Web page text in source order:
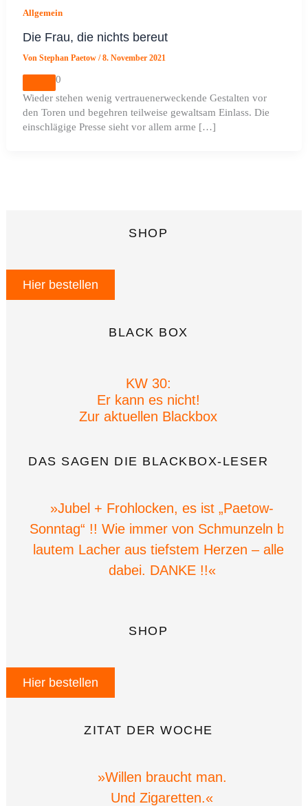
Allgemein
Die Frau, die nichts bereut
VonStephan Paetow/8. November 2021
0
Wieder stehen wenig vertrauenerweckende Gestalten vor
den Toren und begehren teilweise gewaltsam Einlass. Die
einschlägige Presse sieht vor allem arme […]
SHOP
Hier bestellen
BLACK BOX
KW 30:
Er kann es nicht!
Zur aktuellen Blackbox
DAS SAGEN DIE BLACKBOX-LESER
»Jubel + Frohlocken, es ist „Paetow-
Sonntag“ !! Wie immer von Schmunzeln bis
lautem Lacher aus tiefstem Herzen – alles
dabei. DANKE !!«
SHOP
Hier bestellen
ZITAT DER WOCHE
»Willen braucht man.
Und Zigaretten.«